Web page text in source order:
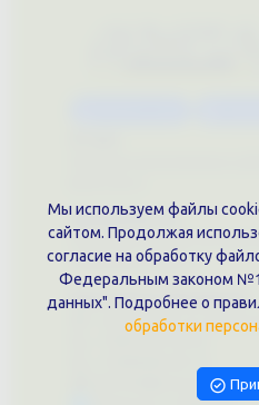
Документы
Политика обработки
Публичная оферта
Контакты филиала
г. Краснодар, ул. Шоссе
+7 (861)202-09-02
9457070@krd-print.ru
Мы используем файлы
сайтом. Продолжая
согласие на обработку
Федеральным законом
данных". Подробнее о
обработки